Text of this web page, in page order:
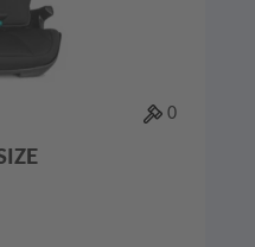
0
KIDFIX i-SIZE